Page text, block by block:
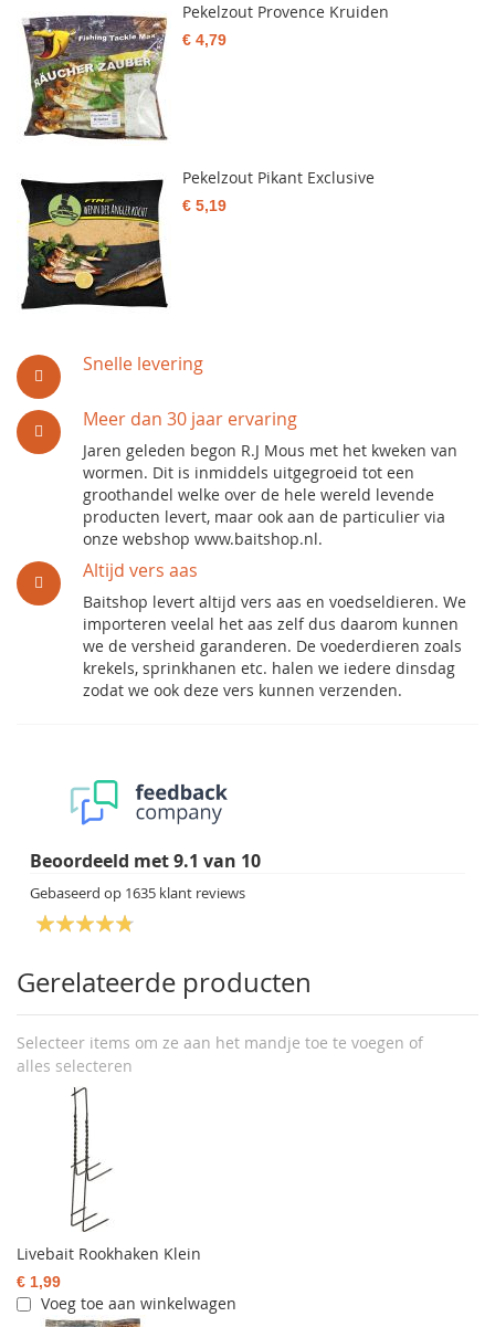
Snelle levering
Meer dan 30 jaar ervaring
Jaren geleden begon R.J Mous met het kweken van
wormen. Dit is inmiddels uitgegroeid tot een
groothandel welke over de hele wereld levende
producten levert, maar ook aan de particulier via
onze webshop www.baitshop.nl.
Altijd vers aas
Baitshop levert altijd vers aas en voedseldieren. We
importeren veelal het aas zelf dus daarom kunnen
we de versheid garanderen. De voederdieren zoals
krekels, sprinkhanen etc. halen we iedere dinsdag
zodat we ook deze vers kunnen verzenden.
Beoordeeld met9.1 van 10
Gebaseerd op 1635 klant reviews
Gerelateerde producten
Selecteer items om ze aan het mandje toe te voegen of
alles selecteren
Livebait Rookhaken Klein
€ 1,99
Voeg toe aan winkelwagen
Pekelzout Provence Kruiden
€ 4,79
Pekelzout Pikant Exclusive
€ 5,19